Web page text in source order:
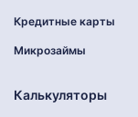
Кредитные карты
Микрозаймы
Калькуляторы